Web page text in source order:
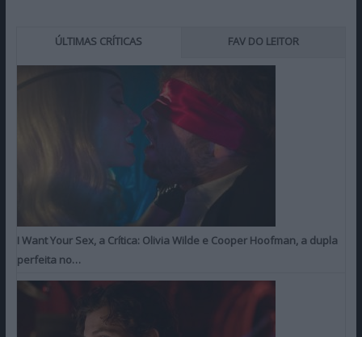
ÚLTIMAS CRÍTICAS FAV DO LEITOR
I Want Your Sex, a Crítica: Olivia Wilde e Cooper Hoofman, a dupla
perfeita no…